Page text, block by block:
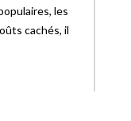
les
cachés, il